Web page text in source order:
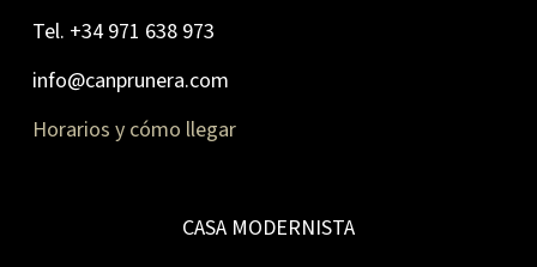
Tel. +34 971 638 973
info@canprunera.com
Horarios y cómo llegar
CASA MODERNISTA